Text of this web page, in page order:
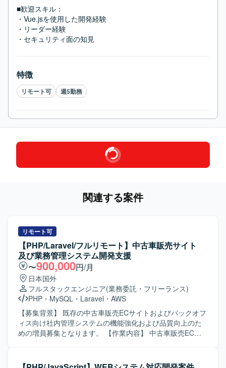
■歓迎スキル：
・Vue.jsを使用した開発経験
・リーダー経験
・セキュリティ面の知見
特徴
リモート可 週5勤務
関連する案件
リモート可
【PHP/Laravel/フルリモート】中古車販売サイト
及び業務管理システム開発支援
〜900,000円/月
日本国外
フルスタックエンジニア(業務委託・フリーランス)
PHP ・ MySQL ・ Laravel ・ AWS
【募集背景】 既存の中古車販売ECサイトおよびバックオフ
ィス向け社内管理システムの機能強化および品質向上のた
めの増員募集となります。 【作業内容】 中古車販売ECサ
対応を行っていただきます。 バックエンドおよびフロント